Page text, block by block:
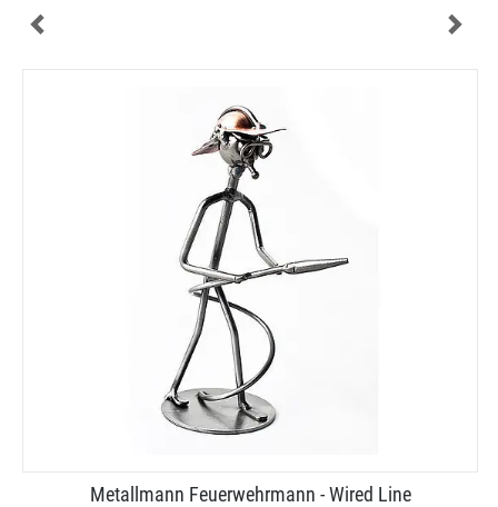
Metallmann Feuerwehrmann - Wired Line